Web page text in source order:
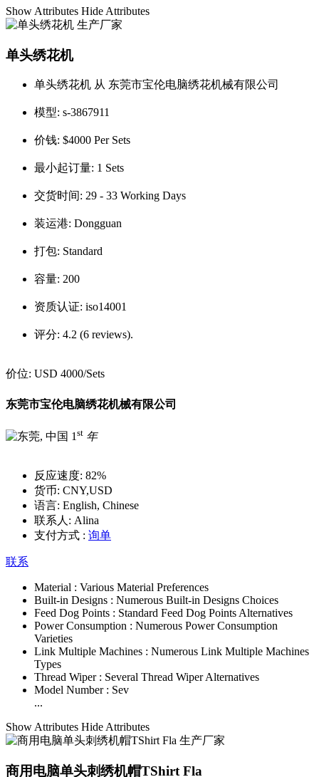
Show Attributes Hide Attributes
单头绣花机
单头绣花机 从 东莞市宝伦电脑绣花机械有限公司
模型: s-3867911
价钱: $4000 Per Sets
最小起订量: 1 Sets
交货时间: 29 - 33 Working Days
装运港: Dongguan
打包: Standard
容量: 200
资质认证: iso14001
评分: 4.2 (6 reviews).
价位: USD 4000/Sets
东莞市宝伦电脑绣花机械有限公司
1 st 年
反应速度: 82%
货币: CNY,USD
语言: English, Chinese
联系人: Alina
支付方式 : 询单
联系
Material : Various Material Preferences
Built-in Designs : Numerous Built-in Designs Choices
Feed Dog Points : Standard Feed Dog Points Alternatives
Power Consumption : Numerous Power Consumption
Varieties
Link Multiple Machines : Numerous Link Multiple Machines
Types
Thread Wiper : Several Thread Wiper Alternatives
Model Number : Sev
...
Show Attributes Hide Attributes
商用电脑单头刺绣机帽TShirt Fla